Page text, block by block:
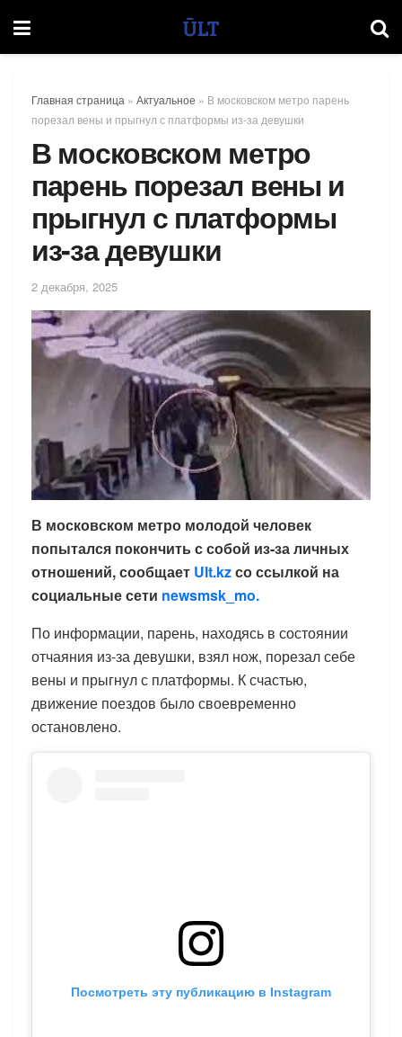
Главная страница » Актуальное » В московском метро парень
порезал вены и прыгнул с платформы из-за девушки
В московском метро
парень порезал вены и
прыгнул с платформы
из-за девушки
2 декабря, 2025
В московском метро молодой человек
попытался покончить с собой из-за личных
отношений, сообщает Ult.kzсо ссылкой на
социальные сети newsmsk_mo.
По информации, парень, находясь в состоянии
отчаяния из-за девушки, взял нож, порезал себе
вены и прыгнул с платформы. К счастью,
движение поездов было своевременно
остановлено.
Посмотреть эту публикацию в Instagram